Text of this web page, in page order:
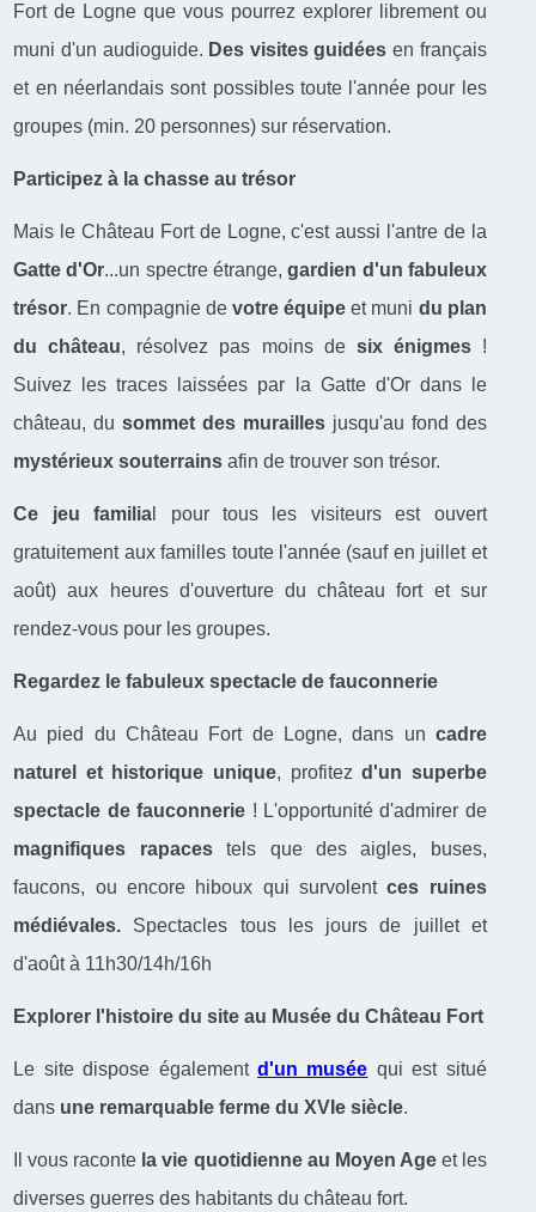
Fort de Logne que vous pourrez explorer librement ou
muni d'un audioguide. Des visites guidées en français
et en néerlandais sont possibles toute l'année pour les
groupes (min. 20 personnes) sur réservation.
Participez à la chasse au trésor
Mais le Château Fort de Logne, c'est aussi l'antre de la
Gatte d'Or...un spectre étrange,gardien d'un fabuleux
trésor. En compagnie de votre équipe et muni du plan
du château, résolvez pas moins de six énigmes!
Suivez les traces laissées par la Gatte d'Or dans le
château, dusommet des muraillesjusqu'au fond des
mystérieux souterrains afin de trouver son trésor.
Ce jeu familia l pour tous les visiteurs est ouvert
gratuitement aux familles toute l'année (sauf en juillet et
août) aux heures d'ouverture du château fort et sur
rendez-vous pour les groupes.
Regardez le fabuleux spectacle de fauconnerie
Au pied du Château Fort de Logne, dans un cadre
naturel et historique unique, profitezd'un superbe
spectacle de fauconnerie ! L'opportunité d'admirer de
magnifiques rapacestels que des aigles, buses,
faucons, ou encore hiboux qui survolentces ruines
médiévales. Spectacles tous les jours de juillet et
d'août à 11h30/14h/16h
Explorer l'histoire du site au Musée du Château Fort
Le site dispose également d'un musée qui est situé
dans une remarquable ferme du XVIe siècle.
Il vous raconte la vie quotidienne au Moyen Ageet les
diverses guerres des habitants du château fort.